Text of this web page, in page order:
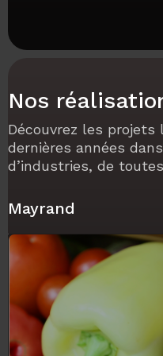
Nos
Découvrez les projets
dernières années
d’industries, de
Mayrand